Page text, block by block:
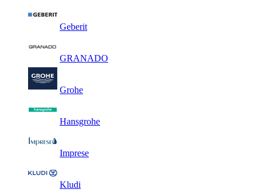
Geberit
GRANADO
Grohe
Hansgrohe
Imprese
Kludi